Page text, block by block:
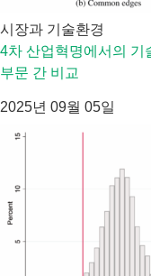
시장과 기술환경
4차 산업혁명에서의 기
부문 간 비교
2025년 09월 05일